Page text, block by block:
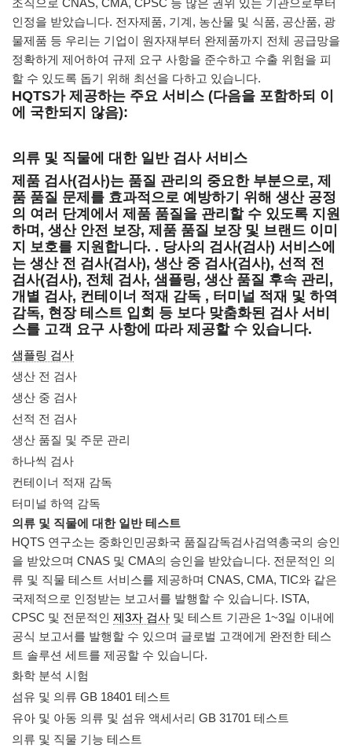
인정을 받았습니다. 전자제품, 기계, 농산물 및 식품, 공산품, 광
물제품 등 우리는 기업이 원자재부터 완제품까지 전체 공급망을
정확하게 제어하여 규제 요구 사항을 준수하고 수출 위험을 피
할 수 있도록 돕기 위해 최선을 다하고 있습니다.
HQTS가 제공하는 주요 서비스 (다음을 포함하되 이
에 국한되지 않음):
의류 및 직물에 대한 일반 검사 서비스
제품 검사(검사)는 품질 관리의 중요한 부분으로, 제
품 품질 문제를 효과적으로 예방하기 위해 생산 공정
의 여러 단계에서 제품 품질을 관리할 수 있도록 지원
하며, 생산 안전 보장, 제품 품질 보장 및 브랜드 이미
지 보호를 지원합니다. . 당사의 검사(검사) 서비스에
는 생산 전 검사(검사), 생산 중 검사(검사), 선적 전
검사(검사), 전체 검사, 샘플링, 생산 품질 후속 관리,
개별 검사, 컨테이너 적재 감독 , 터미널 적재 및 하역
감독, 현장 테스트 입회 등 보다 맞춤화된 검사 서비
스를 고객 요구 사항에 따라 제공할 수 있습니다.
샘플링 검사
생산 전 검사
생산 중 검사
선적 전 검사
생산 품질 및 주문 관리
하나씩 검사
컨테이너 적재 감독
터미널 하역 감독
의류 및 직물에 대한 일반테스트
HQTS 연구소는 중화인민공화국 품질감독검사검역총국의 승인
을 받았으며 CNAS 및 CMA의 승인을 받았습니다. 전문적인 의
류 및 직물 테스트 서비스를 제공하며 CNAS, CMA, TIC와 같은
국제적으로 인정받는 보고서를 발행할 수 있습니다. ISTA,
CPSC 및 전문적인 제3자 검사 및 테스트 기관은 1~3일 이내에
공식 보고서를 발행할 수 있으며 글로벌 고객에게 완전한 테스
트 솔루션 세트를 제공할 수 있습니다.
화학 분석 시험
섬유 및 의류 GB 18401 테스트
유아 및 아동 의류 및 섬유 액세서리 GB 31701 테스트
의류 및 직물 기능 테스트